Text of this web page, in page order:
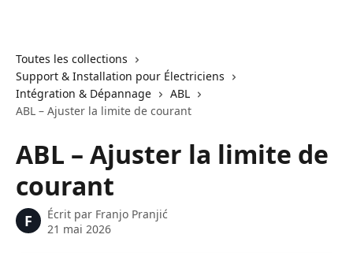
Toutes les collections
Support & Installation pour Électriciens
Intégration & Dépannage
ABL
ABL – Ajuster la limite de courant
ABL – Ajuster la limite de
courant
F Écrit par Franjo Pranjić
21 mai 2026